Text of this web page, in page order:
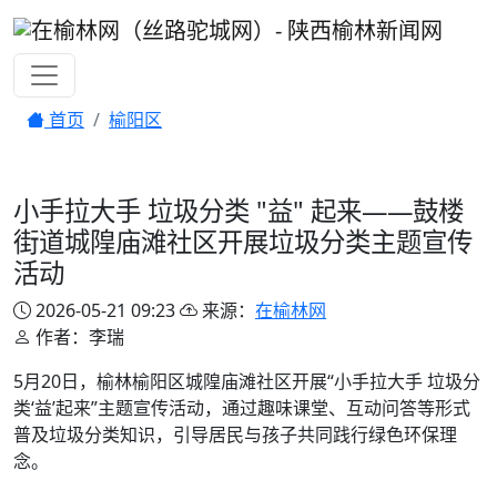
首页 榆阳区
小手拉大手 垃圾分类 "益" 起来——鼓楼
街道城隍庙滩社区开展垃圾分类主题宣传
活动
2026-05-21 09:23 来源： 在榆林网
作者：李瑞
5月20日，榆林榆阳区城隍庙滩社区开展“小手拉大手 垃圾分
类‘益’起来”主题宣传活动，通过趣味课堂、互动问答等形式
普及垃圾分类知识，引导居民与孩子共同践行绿色环保理
念。